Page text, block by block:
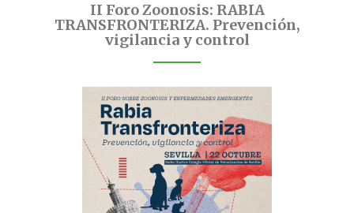
II Foro Zoonosis: RABIA
TRANSFRONTERIZA. Prevención,
vigilancia y control